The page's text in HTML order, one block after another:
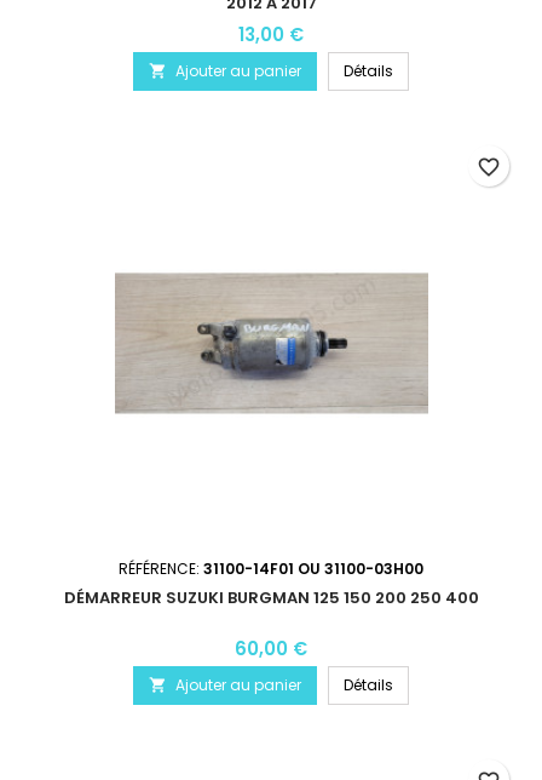
13,00 €
 Ajouter au panier Détails
RÉFÉRENCE: 31100-14F01 OU 31100-03H00
DÉMARREUR SUZUKI BURGMAN 125 150 200 250 400
60,00 €
 Ajouter au panier Détails
favorite_border